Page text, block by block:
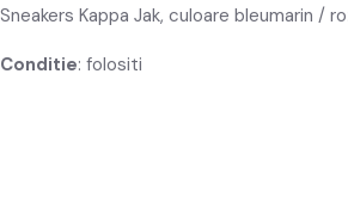
Sneakers Kappa Jak, culoare bleumarin /
Conditie: folositi